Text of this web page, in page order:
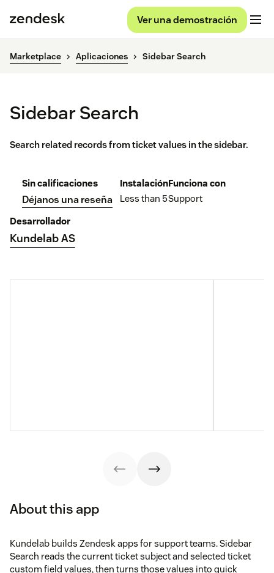
Ver una demostración
Marketplace Aplicaciones Sidebar Search
Sidebar Search
Search related records from ticket values in the sidebar.
Sin calificaciones
Déjanos una reseña
Instalación
Less than 5
Funciona con
Support
Desarrollador
Kundelab AS
About this app
Kundelab builds Zendesk apps for support teams. Sidebar
Search reads the current ticket subject and selected ticket
custom field values, then turns those values into quick